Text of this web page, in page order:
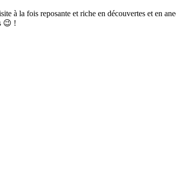
à la fois reposante et riche en découvertes et en
😉 !